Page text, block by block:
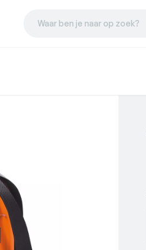
Waar ben je naar op zoek?